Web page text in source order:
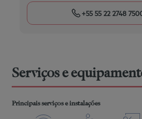
+55 55 22 2748
Serviços e
Principais serviços e instalações